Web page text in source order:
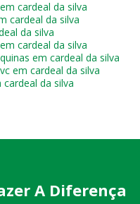
cardeal da silva
cardeal da silva
da silva
cardeal da silva
em cardeal da silva
em cardeal da silva
da silva
A Diferença